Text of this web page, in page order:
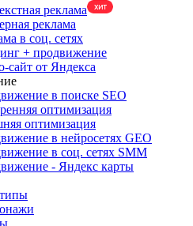
реклама
реклама
в соц. сетях
+ продвижение
сайт от Яндекса
в поиске SEO
оптимизация
оптимизация
в нейросетях GEO
в соц. сетях SMM
- Яндекс карты